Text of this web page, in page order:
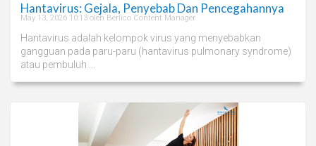
Hantavirus: Gejala, Penyebab Dan Pencegahannya
May 13, 2026 10:13 oleh Berlico Content Manager
Hantavirus adalah kelompok virus yang menyebabkan
gangguan pada paru-paru (hantavirus pulmonary syndrome)
atau pembuluh ...